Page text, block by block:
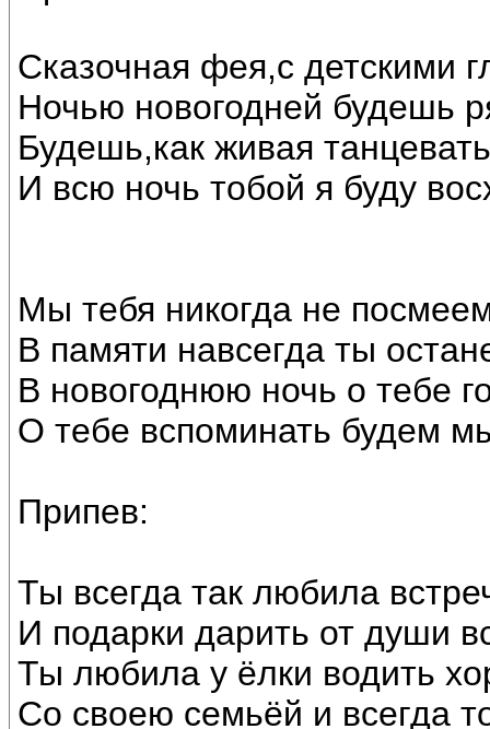
Сказочная фея,с детскими
Ночью новогодней будешь
Будешь,как живая
И всю ночь тобой я буду
Мы тебя никогда не
В памяти навсегда ты
В новогоднюю ночь о тебе
О тебе вспоминать будем
Припев:
Ты всегда так любила
И подарки дарить от души
Ты любила у ёлки водить
Со своею семьёй и всегда